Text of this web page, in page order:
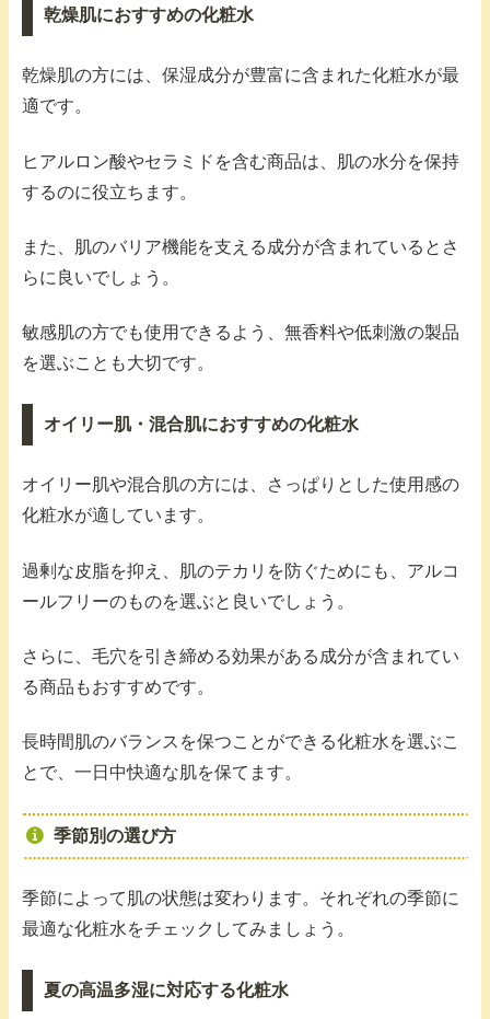
乾燥肌におすすめの化粧水
乾燥肌の方には、保湿成分が豊富に含まれた化粧水が最
適です。
ヒアルロン酸やセラミドを含む商品は、肌の水分を保持
するのに役立ちます。
また、肌のバリア機能を支える成分が含まれているとさ
らに良いでしょう。
敏感肌の方でも使用できるよう、無香料や低刺激の製品
を選ぶことも大切です。
オイリー肌・混合肌におすすめの化粧水
オイリー肌や混合肌の方には、さっぱりとした使用感の
化粧水が適しています。
過剰な皮脂を抑え、肌のテカリを防ぐためにも、アルコ
ールフリーのものを選ぶと良いでしょう。
さらに、毛穴を引き締める効果がある成分が含まれてい
る商品もおすすめです。
長時間肌のバランスを保つことができる化粧水を選ぶこ
とで、一日中快適な肌を保てます。
季節別の選び方
季節によって肌の状態は変わります。それぞれの季節に
最適な化粧水をチェックしてみましょう。
夏の高温多湿に対応する化粧水